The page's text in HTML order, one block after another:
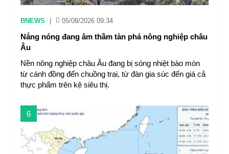
BNEWS 05/08/2026 09:34
Nắng nóng đang âm thầm tàn phá nông nghiệp châu
Âu
Nền nông nghiệp châu Âu đang bị sóng nhiệt bào mòn
từ cánh đồng đến chuồng trại, từ đàn gia súc đến giá cả
thực phẩm trên kệ siêu thị.
6